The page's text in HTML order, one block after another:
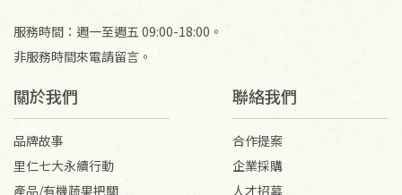
服務時間：週一至週五 09:00-18:00。
非服務時間來電請留言。
關於我們
品牌故事
里仁七大永續行動
產品/有機蔬果把關
聯絡我們
合作提案
企業採購
人才招募